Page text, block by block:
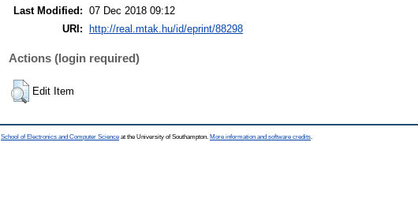
Last Modified: 07 Dec 2018 09:12
URI:
http://real.mtak.hu/id/eprint/88298
Actions (login required)
Edit Item
School of Electronics and Computer Science at the University of Southampton. More information and software credits